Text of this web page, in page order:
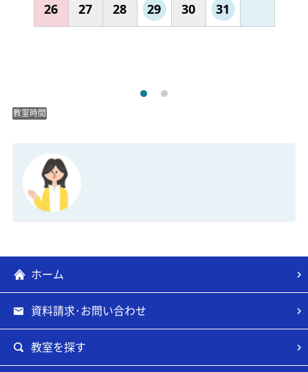
26 27 28 29 30 31
教室時間
ホーム
資料請求･お問い合わせ
教室を探す